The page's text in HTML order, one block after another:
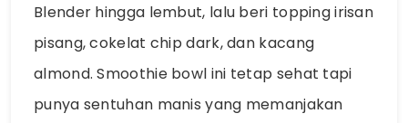
Blender hingga lembut, lalu beri topping irisan
pisang, cokelat chip dark, dan kacang
almond. Smoothie bowl ini tetap sehat tapi
punya sentuhan manis yang memanjakan